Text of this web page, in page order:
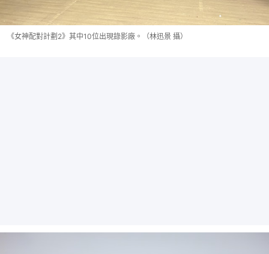
《女神配對計劃2》其中10位出現錄影廠。（林迅景 攝）